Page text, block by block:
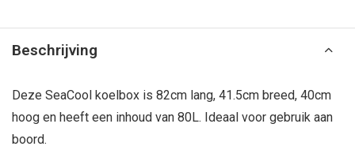
Beschrijving
Deze SeaCool koelbox is 82cm lang, 41.5cm breed, 40cm
hoog en heeft een inhoud van 80L. Ideaal voor gebruik aan
boord.